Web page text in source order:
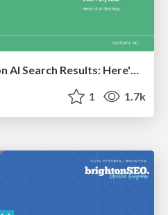
We Analyzed 250 Million AI Search Results: Here's What I Found
1 1.7k